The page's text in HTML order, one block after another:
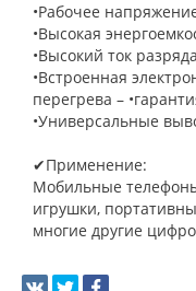
•Рабочее
•Высокая
•Высокий ток
•Встроенная
перегрева –
•Универсальные
✔Применение:
Мобильные
игрушки,
многие другие